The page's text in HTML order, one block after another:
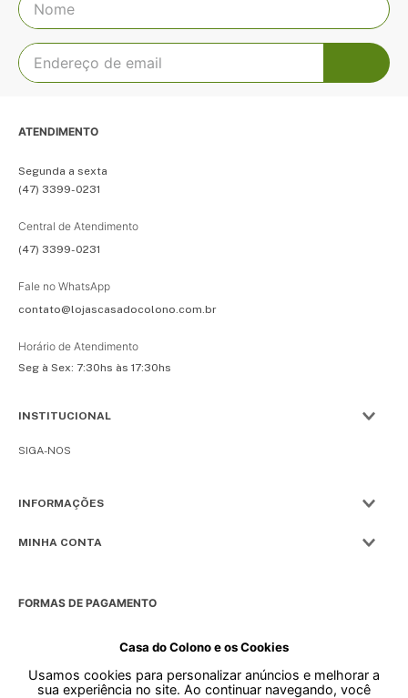
Casa do Colono e os Cookies
Usamos cookies para personalizar anúncios e melhorar a
sua experiência no site. Ao continuar navegando, você
ATENDIMENTO
Segunda a sexta
(47) 3399-0231
Central de Atendimento
(47) 3399-0231
Fale no WhatsApp
contato@lojascasadocolono.com.br
Horário de Atendimento
Seg à Sex: 7:30hs às 17:30hs
INSTITUCIONAL
SIGA-NOS
INFORMAÇÕES
MINHA CONTA
FORMAS DE PAGAMENTO
SELOS